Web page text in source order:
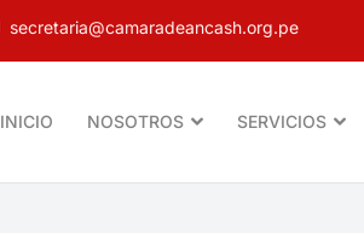
secretaria@camaradeancash.org.pe
INICIO NOSOTROS SERVICIOS